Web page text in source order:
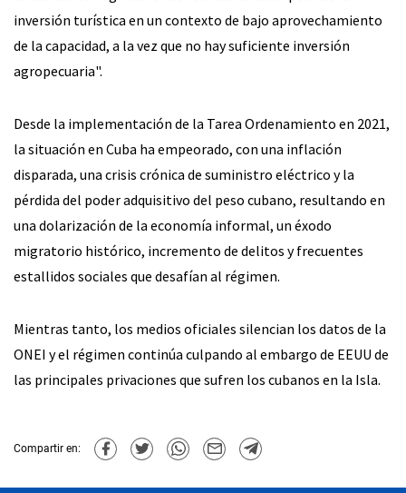
inversión turística en un contexto de bajo aprovechamiento
de la capacidad, a la vez que no hay suficiente inversión
agropecuaria".
Desde la implementación de la Tarea Ordenamiento en 2021,
la situación en Cuba ha empeorado, con una inflación
disparada, una crisis crónica de suministro eléctrico y la
pérdida del poder adquisitivo del peso cubano, resultando en
una dolarización de la economía informal, un éxodo
migratorio histórico, incremento de delitos y frecuentes
estallidos sociales que desafían al régimen.
Mientras tanto, los medios oficiales silencian los datos de la
ONEI y el régimen continúa culpando al embargo de EEUU de
las principales privaciones que sufren los cubanos en la Isla.
Compartir en: